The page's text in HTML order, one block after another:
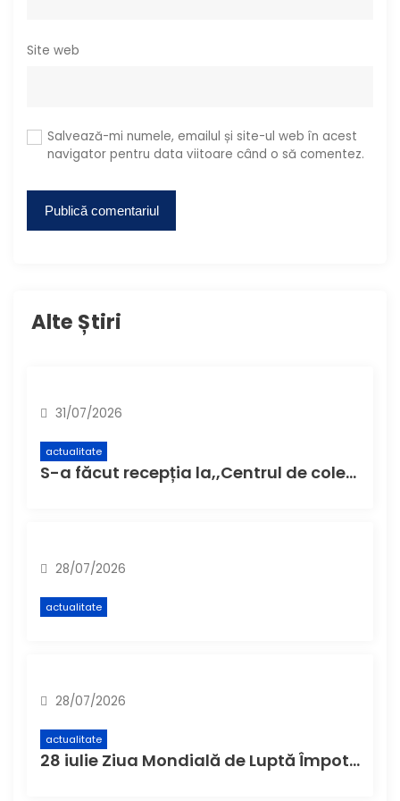
Site web
Salvează-mi numele, emailul și site-ul web în acest
navigator pentru data viitoare când o să comentez.
Alte Știri
31/07/2026
actualitate
S-a făcut recepția la,,Centrul de colectare cu aport voluntar” (CAV), unde buzoienii pot aduce deșeuri care nu încap în pubela de acasă
28/07/2026
actualitate
28/07/2026
actualitate
28 iulie Ziua Mondială de Luptă Împotriva Hepatitei